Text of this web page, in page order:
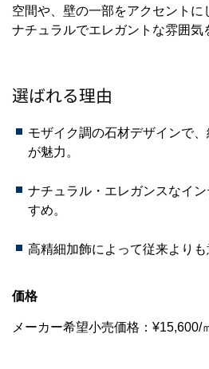
空間や、壁の一部をアクセントに
ナチュラルでエレガントな雰囲気
選ばれる理由
モザイク調の石材デザインで
が魅力。
ナチュラル・エレガンスなイ
すめ。
高精細加飾によって従来よりも
価格
メーカー希望小売価格：¥15,600/